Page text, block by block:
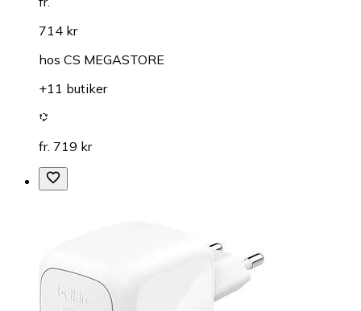
714 kr
hos CS MEGASTORE
+11 butiker
fr. 719 kr